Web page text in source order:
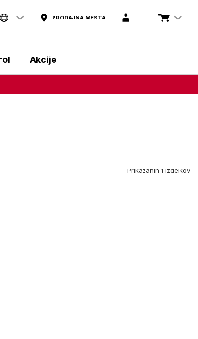
PRODAJNA MESTA
Akcije
Prikazanih 1 izdelkov